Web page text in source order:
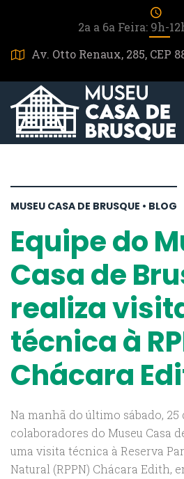
2a a 6a Feira: 9h-
Av. Otto Renaux, 285, CEP
MUSEU CASA DE BRUSQUE • BLOG
Equipe do
Casa de
realiza
técnica à
Chácara
Na manhã do último sábado, 25
colaboradores do Museu Casa
uma visita técnica à Reserva
Natural (RPPN) Chácara Edith,